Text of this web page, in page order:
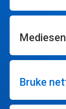
Bruke